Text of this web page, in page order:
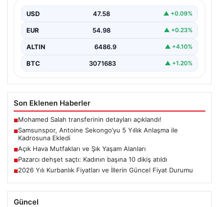
devam ederek Fransa’nın önemli kulüplerinden USL
Dunkerque forması giyen…
USD 47.58 ▲ +0.09%
EUR 54.98 ▲ +0.23%
ALTIN 6486.9 ▲ +4.10%
BTC 3071683 ▲ +1.20%
Son Eklenen Haberler
■Mohamed Salah transferinin detayları açıklandı!
■Samsunspor, Antoine Sekongo’yu 5 Yıllık Anlaşma ile
Kadrosuna Ekledi
■Açık Hava Mutfakları ve Şık Yaşam Alanları
■Pazarcı dehşet saçtı: Kadının başına 10 dikiş atıldı
■2026 Yılı Kurbanlık Fiyatları ve İllerin Güncel Fiyat Durumu
Güncel